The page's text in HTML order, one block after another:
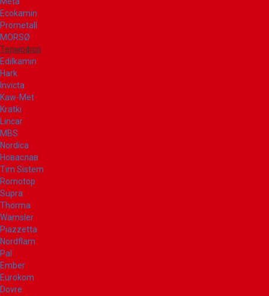
Ecokamin
Prometall
MORSØ
Термофор
Edilkamin
Hark
Invicta
Kaw-Met
Kratki
Lincar
MBS
Nordica
Новаслав
Tim Sistem
Romotop
Supra
Thorma
Wamsler
Piazzetta
Nordflam
Pal
Ember
Eurokom
Dovre